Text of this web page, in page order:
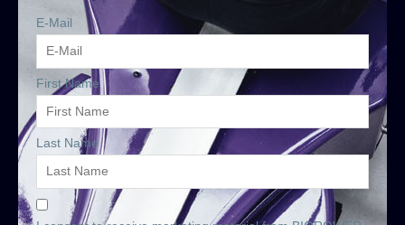
E-Mail
First Name
Last Name